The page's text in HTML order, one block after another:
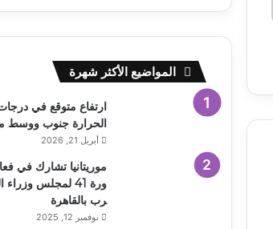
المواضيع الأكثر شهرة
ارتفاع متوقع في
الحرارة جنوب ووسط
أبريل 21, 2026
موريتانيا تشارك في
ورة 41 لمجلس
رب بالقاهرة
نوفمبر 12, 2025